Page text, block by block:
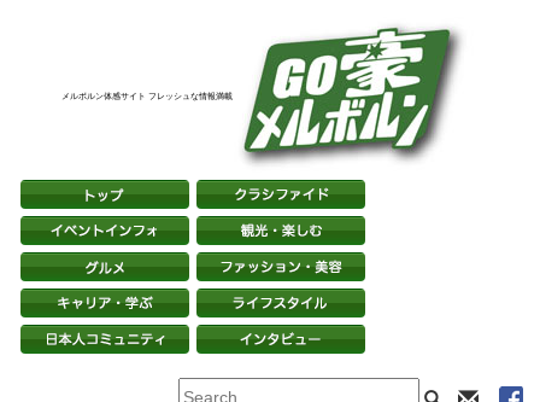
メルボルン体感サイト フレッシュな情報満載